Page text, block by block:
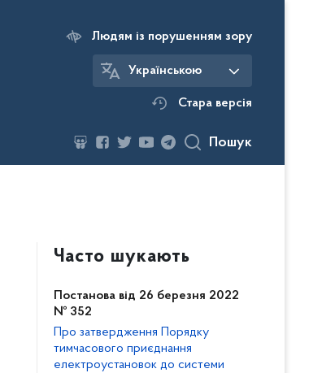
Людям із порушенням зору
Українською
Стара версія
Пошук
Часто шукають
Постанова від 26 березня 2022
№ 352
Про затвердження Порядку
тимчасового приєднання
електроустановок до системи